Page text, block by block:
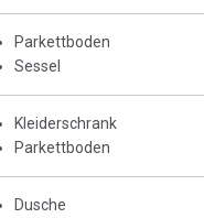
Parkettboden
Sessel
Kleiderschrank
Parkettboden
Dusche